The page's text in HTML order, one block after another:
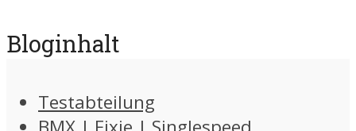
Bloginhalt
Testabteilung